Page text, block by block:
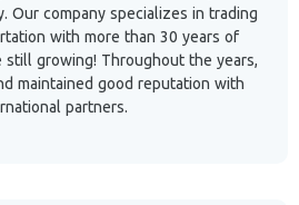
Our company specializes in trading
with more than 30 years of
still growing! Throughout the years,
maintained good reputation with
partners.